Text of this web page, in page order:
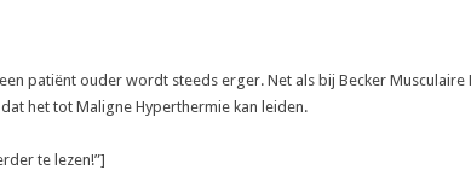
patiënt ouder wordt steeds erger. Net als bij Becker
het tot Maligne Hyperthermie kan leiden.
te lezen!”]